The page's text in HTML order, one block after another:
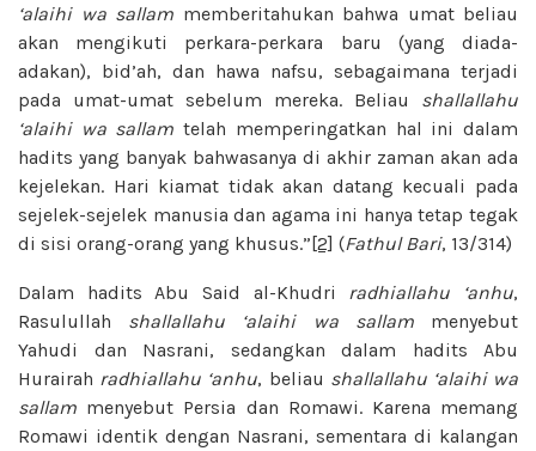
‘alaihi wa sallam memberitahukan bahwa umat beliau
akan mengikuti perkara-perkara baru (yang diada-
adakan), bid’ah, dan hawa nafsu, sebagaimana terjadi
pada umat-umat sebelum mereka. Beliau shallallahu
‘alaihi wa sallam telah memperingatkan hal ini dalam
hadits yang banyak bahwasanya di akhir zaman akan ada
kejelekan. Hari kiamat tidak akan datang kecuali pada
sejelek-sejelek manusia dan agama ini hanya tetap tegak
di sisi orang-orang yang khusus.”[2] (Fathul Bari, 13/314)
Dalam hadits Abu Said al-Khudri radhiallahu ‘anhu,
Rasulullah shallallahu ‘alaihi wa sallammenyebut
Yahudi dan Nasrani, sedangkan dalam hadits Abu
Hurairah radhiallahu ‘anhu, beliau shallallahu ‘alaihi wa
sallam menyebut Persia dan Romawi. Karena memang
Romawi identik dengan Nasrani, sementara di kalangan